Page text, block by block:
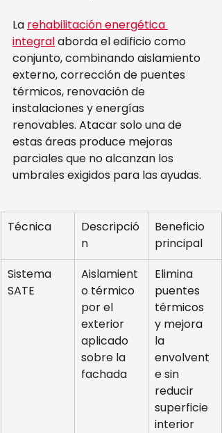
La rehabilitación energética
integral aborda el edificio como
conjunto, combinando aislamiento
externo, corrección de puentes
térmicos, renovación de
instalaciones y energías
renovables. Atacar solo una de
estas áreas produce mejoras
parciales que no alcanzan los
umbrales exigidos para las ayudas.
Técnica
Descripció
n
Beneficio
principal
Sistema
SATE
Aislamient
o térmico
por el
exterior
aplicado
sobre la
fachada
Elimina
puentes
térmicos
y mejora
la
envolvent
e sin
reducir
superficie
interior